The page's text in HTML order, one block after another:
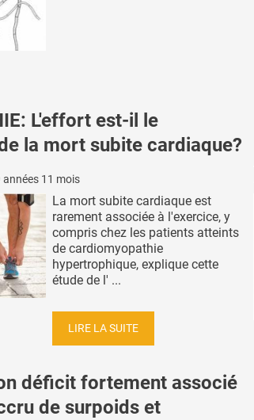
L'effort est-il le
la mort subite cardiaque?
années 11 mois
La mort subite cardiaque est
rarement associée à l'exercice, y
compris chez les patients atteints
de cardiomyopathie
hypertrophique, explique cette
étude de l' ...
LIRE LA SUITE
déficit fortement associé
de surpoids et